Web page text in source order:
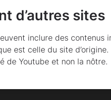
d’autres sites
inclure des contenus
est celle du site
de Youtube et non la nôtre.